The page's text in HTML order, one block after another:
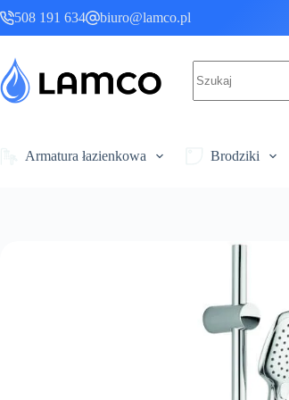
do
treści
508 191 634 biuro@lamco.pl
wyników
Armatura łazienkowa Brodziki